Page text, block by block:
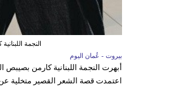
النجمة
بيروت - عُمان اليوم
أبهرت النجمة اللبنانية كارمن
اعتمدت قصة الشعر القصير متخلية عن